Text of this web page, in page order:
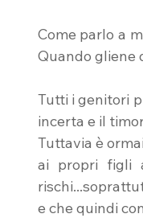
Come parlo a
Quando gliene
Tutti i genitori
incerta e il
Tuttavia è
ai propri figli
e che quindi